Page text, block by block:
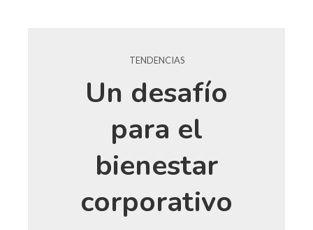
TENDENCIAS
Un desafío
para el
bienestar
corporativo